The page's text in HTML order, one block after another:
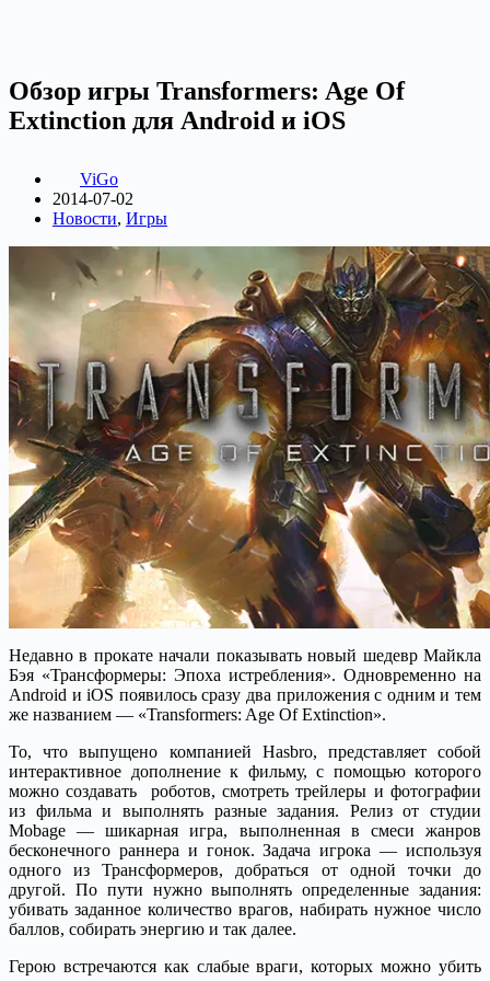
Обзор игры Transformers: Age Of
Extinction для Android и iOS
ViGo
2014-07-02
Новости, Игры
Недавно в прокате начали показывать новый шедевр Майкла
Бэя «Трансформеры: Эпоха истребления». Одновременно на
Android и iOS появилось сразу два приложения с одним и тем
же названием — «Transformers: Age Of Extinction».
То, что выпущено компанией Hasbro, представляет собой
интерактивное дополнение к фильму, с помощью которого
можно создавать роботов, смотреть трейлеры и фотографии
из фильма и выполнять разные задания. Релиз от студии
Mobage — шикарная игра, выполненная в смеси жанров
бесконечного раннера и гонок. Задача игрока — используя
одного из Трансформеров, добраться от одной точки до
другой. По пути нужно выполнять определенные задания:
убивать заданное количество врагов, набирать нужное число
баллов, собирать энергию и так далее.
Герою встречаются как слабые враги, которых можно убить